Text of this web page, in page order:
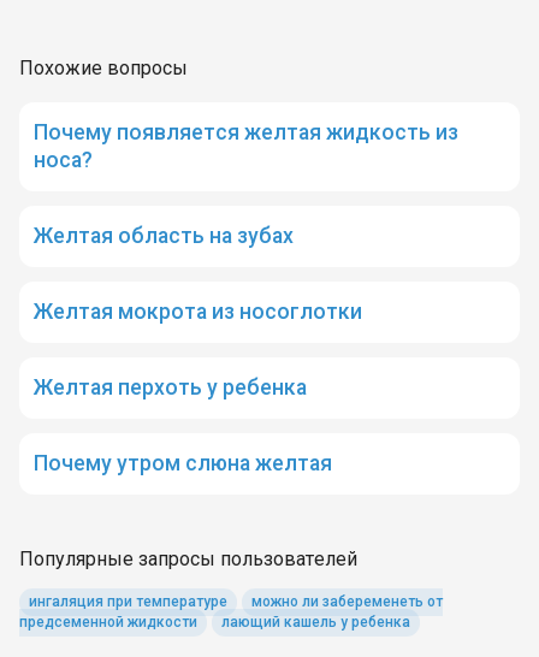
Похожие вопросы
Почему появляется желтая жидкость из
носа?
Желтая область на зубах
Желтая мокрота из носоглотки
Желтая перхоть у ребенка
Почему утром слюна желтая
Популярные запросы пользователей
ингаляция при температуре
можно ли забеременеть от
предсеменной жидкости
лающий кашель у ребенка